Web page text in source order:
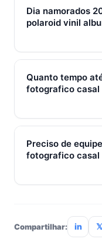
polaroid vinil
que conectam
Dia namorados
polaroid vinil
Sim — e quanto
premium studio
esforço do que
Quanto tempo
fotografico casal
Métricas de
receita aparecem
Preciso de
fotografico casal
Compartilhar: in 𝕏